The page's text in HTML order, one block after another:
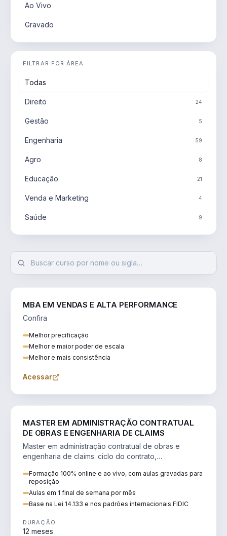
Ao Vivo
Gravado
FILTRAR POR ÁREA
Todas
Direito 24
Gestão 5
Engenharia 59
Agro 8
Educação 21
Venda e Marketing 4
Saúde 9
MBA EM VENDAS E ALTA PERFORMANCE
Confira
Melhor precificação
Melhor e maior poder de escala
Melhor e mais consistência
Acessar
MASTER EM ADMINISTRAÇÃO CONTRATUAL
DE OBRAS E ENGENHARIA DE CLAIMS
Master em administração contratual de obras e
engenharia de claims: ciclo do contrato,
Formação 100% online e ao vivo, com aulas gravadas para
reposição
Aulas em 1 final de semana por mês
Base na Lei 14.133 e nos padrões internacionais FIDIC
DURAÇÃO
12 meses